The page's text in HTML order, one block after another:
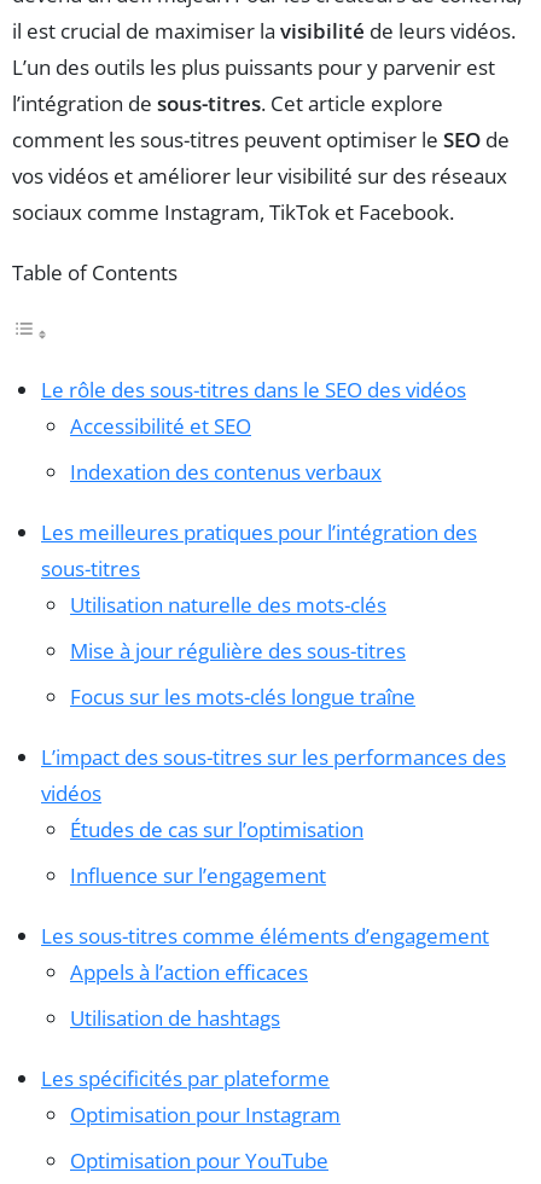
il est crucial de maximiser la visibilité de leurs vidéos.
L’un des outils les plus puissants pour y parvenir est
l’intégration de sous-titres. Cet article explore
comment les sous-titres peuvent optimiser le SEO de
vos vidéos et améliorer leur visibilité sur des réseaux
sociaux comme Instagram, TikTok et Facebook.
Table of Contents
Le rôle des sous-titres dans le SEO des vidéos
Accessibilité et SEO
Indexation des contenus verbaux
Les meilleures pratiques pour l’intégration des
sous-titres
Utilisation naturelle des mots-clés
Mise à jour régulière des sous-titres
Focus sur les mots-clés longue traîne
L’impact des sous-titres sur les performances des
vidéos
Études de cas sur l’optimisation
Influence sur l’engagement
Les sous-titres comme éléments d’engagement
Appels à l’action efficaces
Utilisation de hashtags
Les spécificités par plateforme
Optimisation pour Instagram
Optimisation pour YouTube